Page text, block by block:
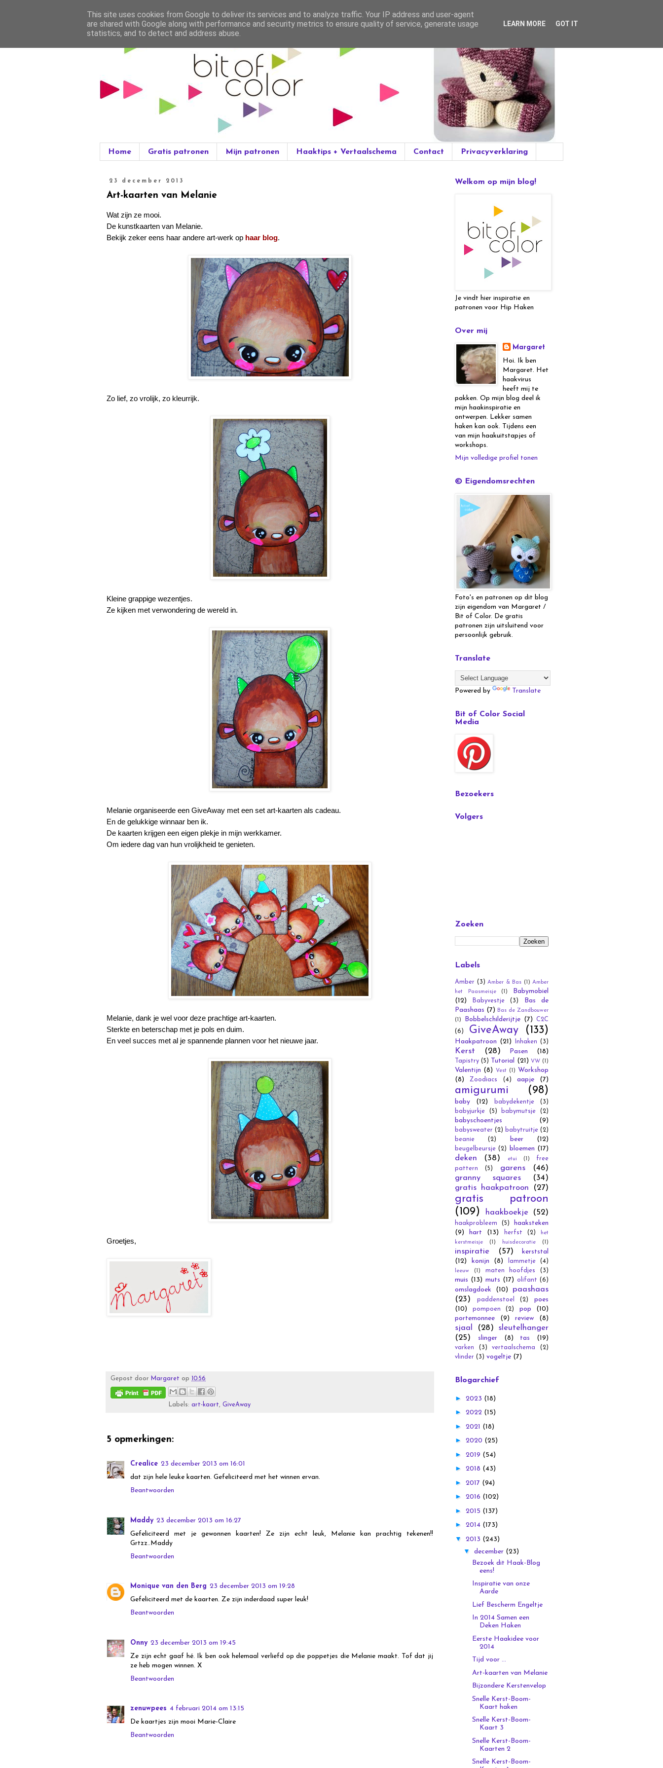
Home Gratis patronen Mijn patronen Haaktips + Vertaalschema Contact Privacyverklaring
23 december 2013
Art-kaarten van Melanie
Wat zijn ze mooi.
De kunstkaarten van Melanie.
Bekijk zeker eens haar andere art-werk op haar blog.
Zo lief, zo vrolijk, zo kleurrijk.
Kleine grappige wezentjes.
Ze kijken met verwondering de wereld in.
Melanie organiseerde een GiveAway met een set art-kaarten als cadeau.
En de gelukkige winnaar ben ik.
De kaarten krijgen een eigen plekje in mijn werkkamer.
Om iedere dag van hun vrolijkheid te genieten.
Melanie, dank je wel voor deze prachtige art-kaarten.
Sterkte en beterschap met je pols en duim.
En veel succes met al je spannende plannen voor het nieuwe jaar.
Groetjes,
Gepost door Margaret op 10:56
Labels:art-kaart,GiveAway
5 opmerkingen:
Crealice 23 december 2013 om 16:01
dat zijn hele leuke kaarten. Gefeliciteerd met het winnen ervan.
Beantwoorden
Maddy 23 december 2013 om 16:27
Gefeliciteerd met je gewonnen kaarten! Ze zijn echt leuk, Melanie kan prachtig tekenen!!
Grtzz..Maddy
Beantwoorden
Monique van den Berg 23 december 2013 om 19:28
Gefeliciteerd met de kaarten. Ze zijn inderdaad super leuk!
Beantwoorden
Onny 23 december 2013 om 19:45
Ze zijn echt gaaf hé. Ik ben ook helemaal verliefd op die poppetjes die Melanie maakt. Tof dat jij
ze heb mogen winnen. X
Beantwoorden
zenuwpees 4 februari 2014 om 13:15
De kaartjes zijn mooi Marie-Claire
Beantwoorden
Welkom op mijn blog!
Je vindt hier inspiratie en
patronen voor Hip Haken
Over mij
Margaret
Hoi. Ik ben
Margaret. Het
haakvirus
heeft mij te
pakken. Op mijn blog deel ik
mijn haakinspiratie en
ontwerpen. Lekker samen
haken kan ook. Tijdens een
van mijn haakuitstapjes of
workshops.
Mijn volledige profiel tonen
© Eigendomsrechten
Foto's en patronen op dit blog
zijn eigendom van Margaret /
Bit of Color. De gratis
patronen zijn uitsluitend voor
persoonlijk gebruik.
Translate
Powered by Translate
Bit of Color Social
Media
Bezoekers
Volgers
Zoeken
Labels
Amber (3) Amber & Bas (1) Amber
het Paasmeisje
(1)
Babymobiel
(12)
Babyvestje (3)
Bas de
Paashaas (7)
Bas de Zandbouwer
(1)
Bobbelschilderijtje (7)
C2C
(6)
GiveAway (133)
Haakpatroon (21) Inhaken (3)
Kerst (28) Pasen (18)
Tapistry (5) Tutorial (21) VW (1)
Valentijn (8) Vest (1)
Workshop
(8)
Zoodiacs (4) aapje (7)
amigurumi (98)
baby (12) babydekentje
(3)
babyjurkje
(5) babymutsje (2)
babyschoentjes (9)
babysweater (2) babytruitje (2)
beanie
(2) beer (12)
beugelbeursje (2) bloemen (17)
deken (38) etui (1)
free
pattern
(5) garens
(46)
granny squares
(34)
gratis haakpatroon
(27)
gratis patroon
(109)
haakboekje (52)
haakprobleem (5)
haaksteken
(9)
hart (13) herfst (2)
het
kerstmeisje
(1) huisdecoratie (1)
inspiratie (57)
kerststal
(12)
konijn (8) lammetje (4)
leeuw (1) maten hoofdjes (3)
muis (13) muts (17) olifant (6)
omslagdoek (10)
paashaas
(23)
paddenstoel (2)
poes
(10)
pompoen (2) pop
(10)
portemonnee
(9) review (8)
sjaal (28)
sleutelhanger
(25)
slinger (8) tas (19)
varken (3) vertaalschema
(2)
vlinder (3) vogeltje (7)
Blogarchief
► 2023 (18)
► 2022 (15)
► 2021 (18)
► 2020 (25)
► 2019 (54)
► 2018 (43)
► 2017 (94)
► 2016 (102)
► 2015 (137)
► 2014 (173)
▼ 2013 (243)
▼ december (23)
Bezoek dit Haak-Blog
eens!
Inspiratie van onze
Aarde
Lief Bescherm Engeltje
In 2014 Samen een
Deken Haken
Eerste Haakidee voor
2014
Tijd voor ...
Art-kaarten van Melanie
Bijzondere Kerstenvelop
Snelle Kerst-Boom-
Kaart haken
Snelle Kerst-Boom-
Kaart 3
Snelle Kerst-Boom-
Kaarten 2
Snelle Kerst-Boom-
This site uses cookies from Google to deliver its services and to analyze traffic. Your IP address and user-agent
are shared with Google along with performance and security metrics to ensure quality of service, generate usage
statistics, and to detect and address abuse.
LEARN MORE GOT IT